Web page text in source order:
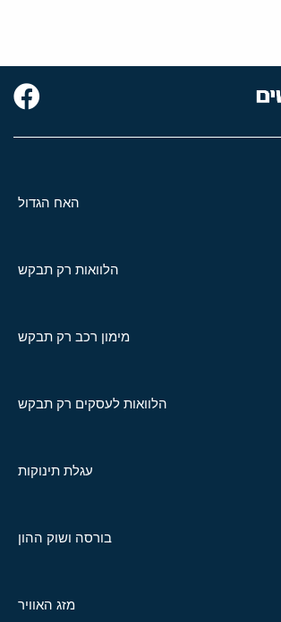
האח הגדול
הלוואות רק תבקש
מימון רכב רק תבקש
הלוואות לעסקים רק תבקש
עגלת תינוקות
בורסה ושוק ההון
מזג האוויר